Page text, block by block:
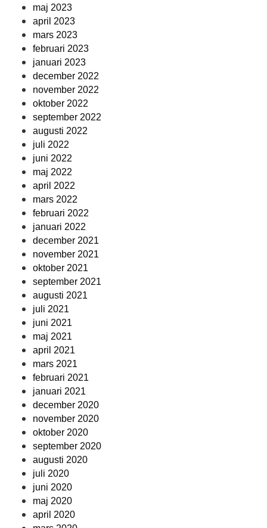
maj 2023
april 2023
mars 2023
februari 2023
januari 2023
december 2022
november 2022
oktober 2022
september 2022
augusti 2022
juli 2022
juni 2022
maj 2022
april 2022
mars 2022
februari 2022
januari 2022
december 2021
november 2021
oktober 2021
september 2021
augusti 2021
juli 2021
juni 2021
maj 2021
april 2021
mars 2021
februari 2021
januari 2021
december 2020
november 2020
oktober 2020
september 2020
augusti 2020
juli 2020
juni 2020
maj 2020
april 2020